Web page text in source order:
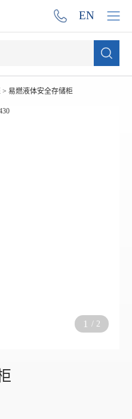
EN
> 易燃液体安全存储柜
1 / 2